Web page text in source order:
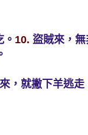
10. 盜賊來，
，就撇下羊逃走